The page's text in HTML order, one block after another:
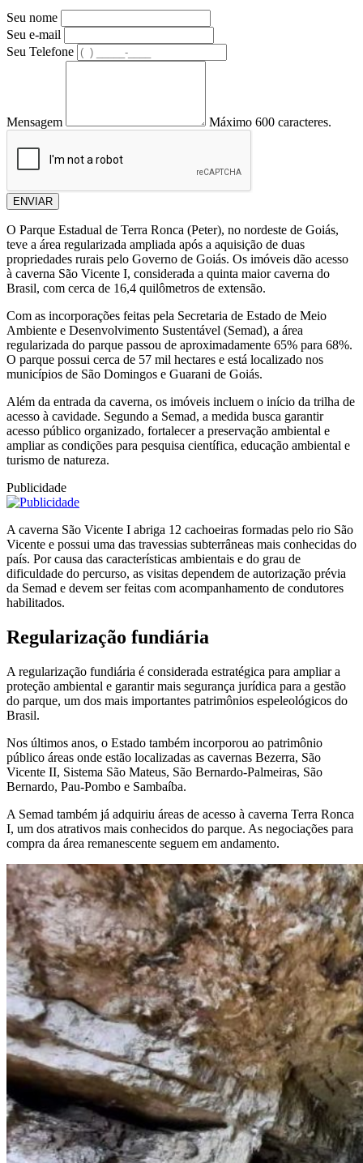
Seu nome
Seu e-mail
Seu Telefone
Mensagem Máximo 600 caracteres.
ENVIAR
O Parque Estadual de Terra Ronca (Peter), no nordeste de Goiás,
teve a área regularizada ampliada após a aquisição de duas
propriedades rurais pelo Governo de Goiás. Os imóveis dão acesso
à caverna São Vicente I, considerada a quinta maior caverna do
Brasil, com cerca de 16,4 quilômetros de extensão.
Com as incorporações feitas pela Secretaria de Estado de Meio
Ambiente e Desenvolvimento Sustentável (Semad), a área
regularizada do parque passou de aproximadamente 65% para 68%.
O parque possui cerca de 57 mil hectares e está localizado nos
municípios de São Domingos e Guarani de Goiás.
Além da entrada da caverna, os imóveis incluem o início da trilha de
acesso à cavidade. Segundo a Semad, a medida busca garantir
acesso público organizado, fortalecer a preservação ambiental e
ampliar as condições para pesquisa científica, educação ambiental e
turismo de natureza.
Publicidade
A caverna São Vicente I abriga 12 cachoeiras formadas pelo rio São
Vicente e possui uma das travessias subterrâneas mais conhecidas do
país. Por causa das características ambientais e do grau de
dificuldade do percurso, as visitas dependem de autorização prévia
da Semad e devem ser feitas com acompanhamento de condutores
habilitados.
Regularização fundiária
A regularização fundiária é considerada estratégica para ampliar a
proteção ambiental e garantir mais segurança jurídica para a gestão
do parque, um dos mais importantes patrimônios espeleológicos do
Brasil.
Nos últimos anos, o Estado também incorporou ao patrimônio
público áreas onde estão localizadas as cavernas Bezerra, São
Vicente II, Sistema São Mateus, São Bernardo-Palmeiras, São
Bernardo, Pau-Pombo e Sambaíba.
A Semad também já adquiriu áreas de acesso à caverna Terra Ronca
I, um dos atrativos mais conhecidos do parque. As negociações para
compra da área remanescente seguem em andamento.